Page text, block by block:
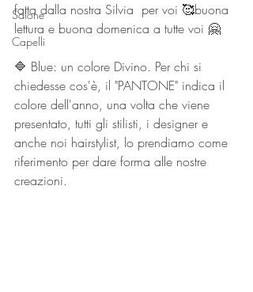
Salone
Capelli
fatta dalla nostra Silvia  per voi 🥰buona
lettura e buona domenica a tutte voi 🤗
🔷 Blue: un colore Divino. Per chi si
chiedesse cos'è, il "PANTONE" indica il
colore dell'anno, una volta che viene
presentato, tutti gli stilisti, i designer e
anche noi hairstylist, lo prendiamo come
riferimento per dare forma alle nostre
creazioni.